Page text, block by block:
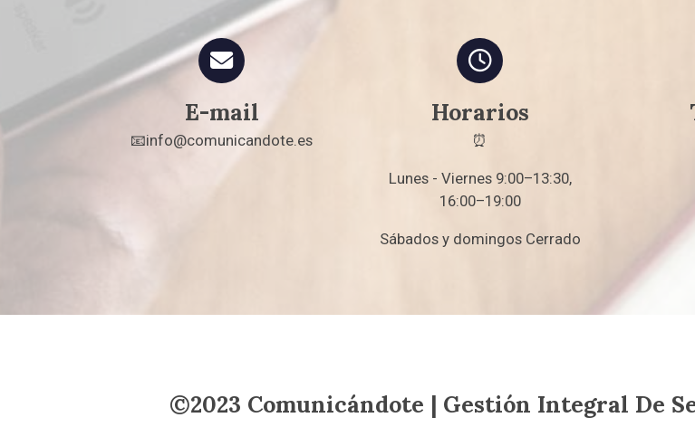
E-mail
📧info@comunicandote.es
Horarios
⏰
Lunes - Viernes 9:00–13:30,
16:00–19:00
Sábados y domingos Cerrado
©2023 Comunicándote | Gestión Integral De